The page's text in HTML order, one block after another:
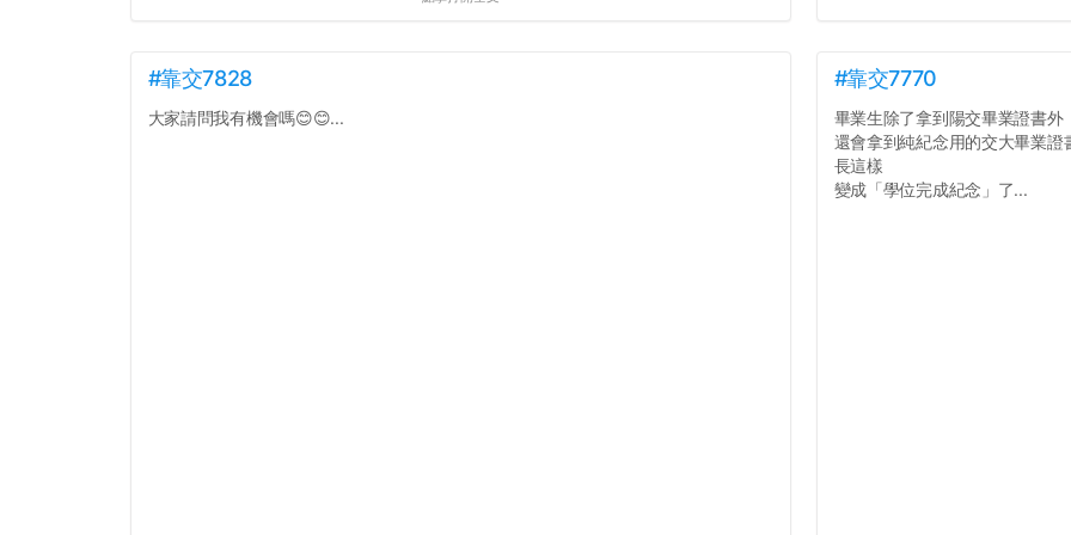
#靠交7828
大家請問我有機會嗎😊😊...
#靠交7770
畢業生除了拿到陽交畢業證書外
還會拿到純紀念用的交大畢業證
長這樣
變成「學位完成紀念」了...